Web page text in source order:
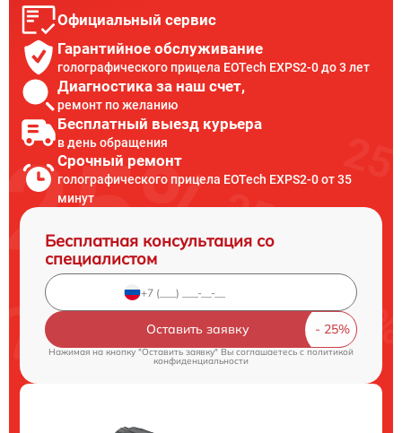
Официальный сервис
Гарантийное обслуживание
голографического прицела EOTech EXPS2-0 до 3 лет
Диагностика за наш счет,
ремонт по желанию
Бесплатный выезд курьера
в день обращения
Срочный ремонт
голографического прицела EOTech EXPS2-0 от 35
минут
Бесплатная консультация со
специалистом
Оставить заявку
Нажимая на кнопку "Оставить заявку" Вы соглашаетесь cполитикой
конфиденциальности